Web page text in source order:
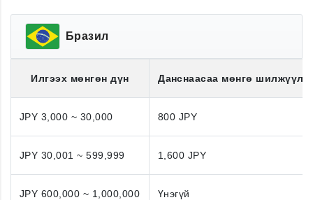
Бразил
Илгээх мөнгөн дүн Данснаасаа мөнгө
JPY 3,000 ~ 30,000 800 JPY
JPY 30,001 ~ 599,999 1,600 JPY
JPY 600,000 ~ 1,000,000 Үнэгүй